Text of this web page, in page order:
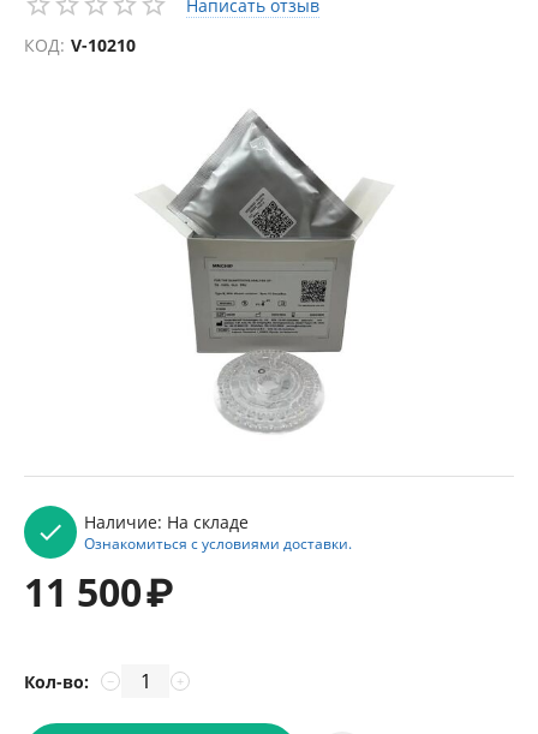
Написать отзыв
КОД: V-10210
Наличие: На складе
Ознакомиться с условиями доставки.
11 500₽
Кол-во: +
−